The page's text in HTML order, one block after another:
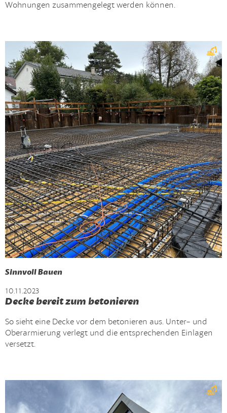
Wohnungen zusammengelegt werden können.
Sinnvoll Bauen
10.11.2023
Decke bereit zum betonieren
So sieht eine Decke vor dem betonieren aus. Unter- und
Oberarmierung verlegt und die entsprechenden Einlagen
versetzt.